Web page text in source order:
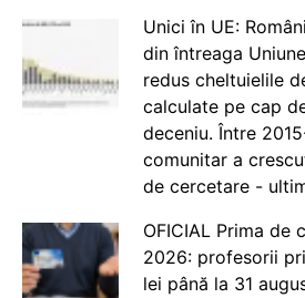
Unici în UE:
din întreaga
redus cheltuielile
calculate pe cap
deceniu. Între
comunitar a
de cercetare -
OFICIAL Prima de
2026: profesorii
lei până la 31